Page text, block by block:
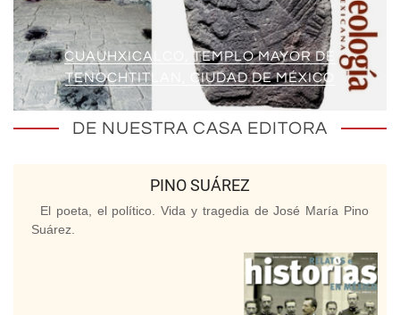
CUAUHXICALCO, TEMPLO MAYOR DE
TENOCHTITLAN, CIUDAD DE MÉXICO
DE NUESTRA CASA EDITORA
PINO SUÁREZ
El poeta, el político. Vida y tragedia de José María Pino
Suárez.